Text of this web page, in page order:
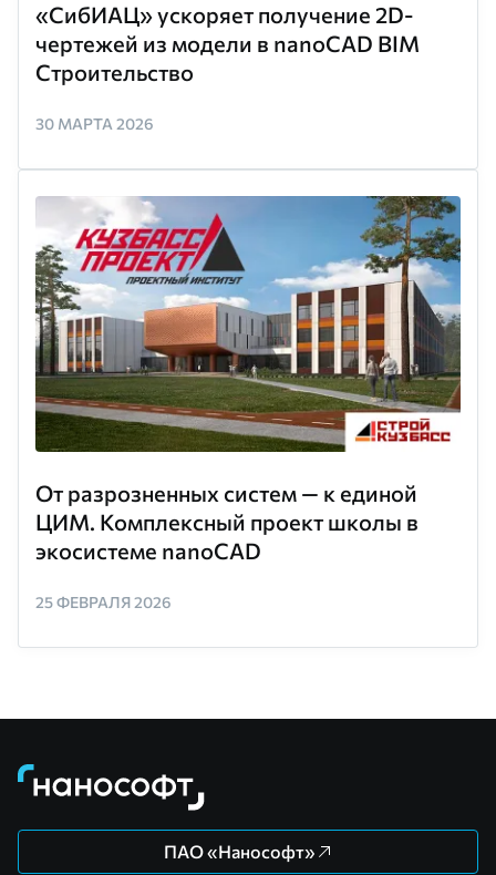
«СибИАЦ» ускоряет получение 2D-
чертежей из модели в nanoCAD BIM
Строительство
30 МАРТА 2026
От разрозненных систем — к единой
ЦИМ. Комплексный проект школы в
экосистеме nanoCAD
25 ФЕВРАЛЯ 2026
ПАО «Нанософт»